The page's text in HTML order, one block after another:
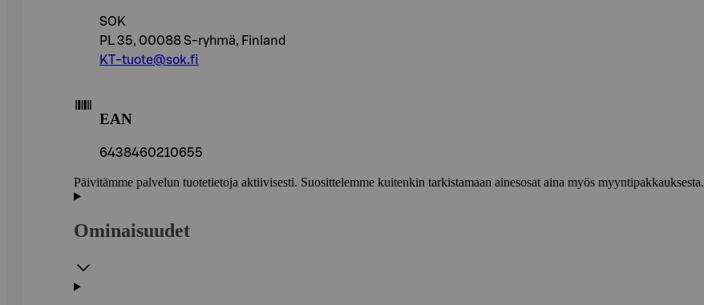
SOK
PL 35, 00088 S-ryhmä, Finland
KT-tuote@sok.fi
EAN
6438460210655
Päivitämme palvelun tuotetietoja aktiivisesti. Suosittelemme kuitenkin tarkistamaan ainesosat aina myös myyntipakkauksesta.
Ominaisuudet